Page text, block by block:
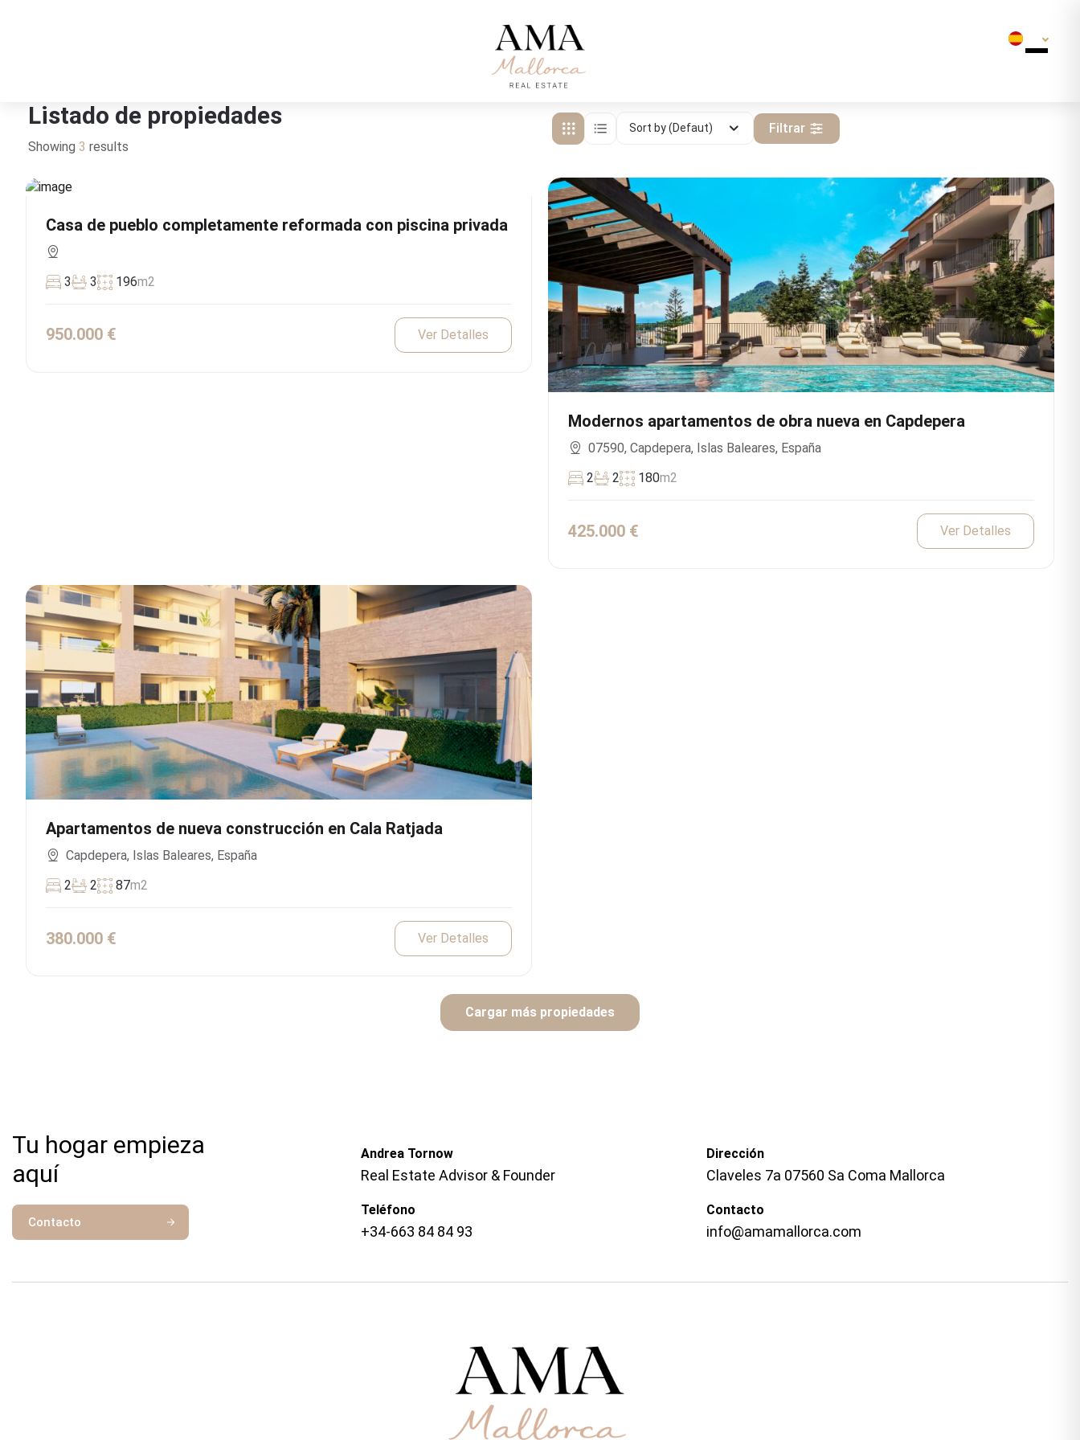
Listado de propiedades
Showing 3 results
Sort by (Defaut) Filtrar
Casa de pueblo completamente reformada con piscina privada
3 3 196m2
950.000 € Ver Detalles
Modernos apartamentos de obra nueva en Capdepera
07590, Capdepera, Islas Baleares, España
2
2 180m2
425.000 € Ver Detalles
Apartamentos de nueva construcción en Cala Ratjada
Capdepera, Islas Baleares, España
2
2 87m2
380.000 € Ver Detalles
Cargar más propiedades
Tu hogar empieza
aquí
Contacto
Andrea Tornow
Real Estate Advisor & Founder
Dirección
Claveles 7a 07560 Sa Coma Mallorca
Teléfono
+34-663 84 84 93
Contacto
info@amamallorca.com